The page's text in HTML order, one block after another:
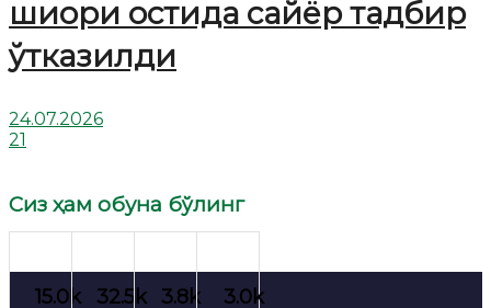
шиори остида сайёр тадбир
ўтказилди
24.07.2026
21
Сиз ҳам обуна бўлинг